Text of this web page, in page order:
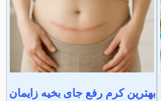
بهترین کرم رفع جای بخیه زایمان